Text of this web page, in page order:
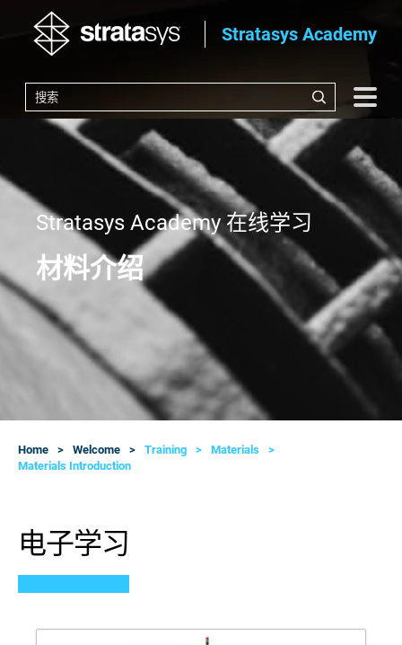
Stratasys Academy
Stratasys Academy 在线学习
材料介绍
Home Welcome Training
Materials
Materials Introduction
电子学习